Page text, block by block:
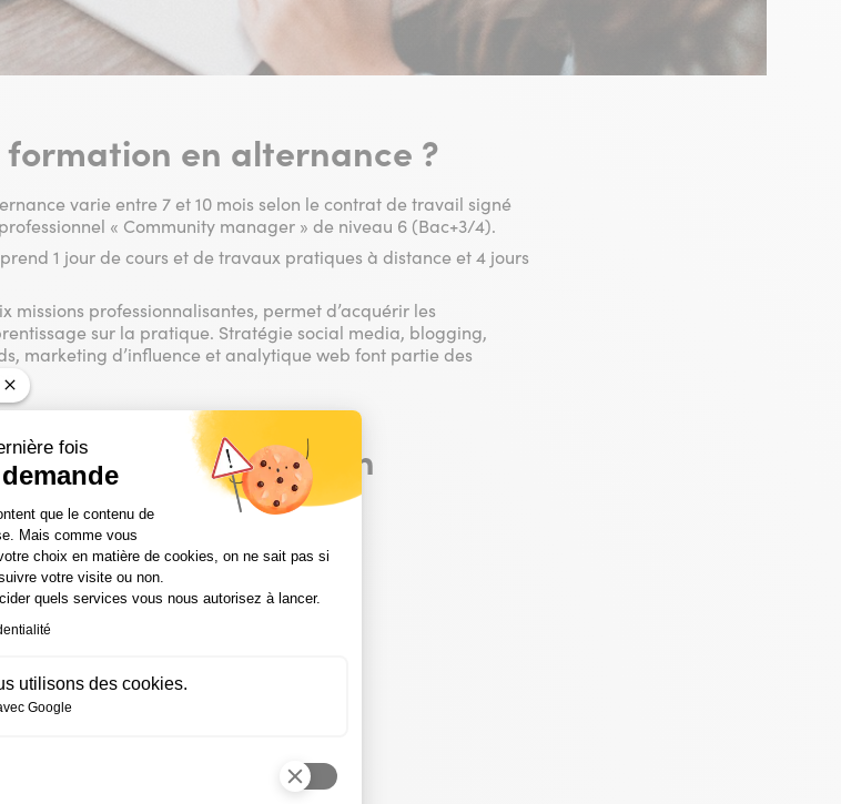
fois
Gestion du Consentement : Personnalisez vos Options
que le contenu de
Mais comme vous
choix en matière de cookies, on ne sait pas si
votre visite ou non.
quels services vous nous autorisez à lancer.
utilisons des cookies.
Google
en alternance ?
varie entre 7 et 10 mois selon le contrat de travail signé
« Community manager » de niveau 6 (Bac+3/4).
1 jour de cours et de travaux pratiques à distance et 4 jours
missions professionnalisantes, permet d’acquérir les
sur la pratique. Stratégie social media, blogging,
marketing d’influence et analytique web font partie des
former à distance en
facilitante pour l’entreprise
l’entreprise et le centre de formation
et un e-tuteur expert métier
de sa formation